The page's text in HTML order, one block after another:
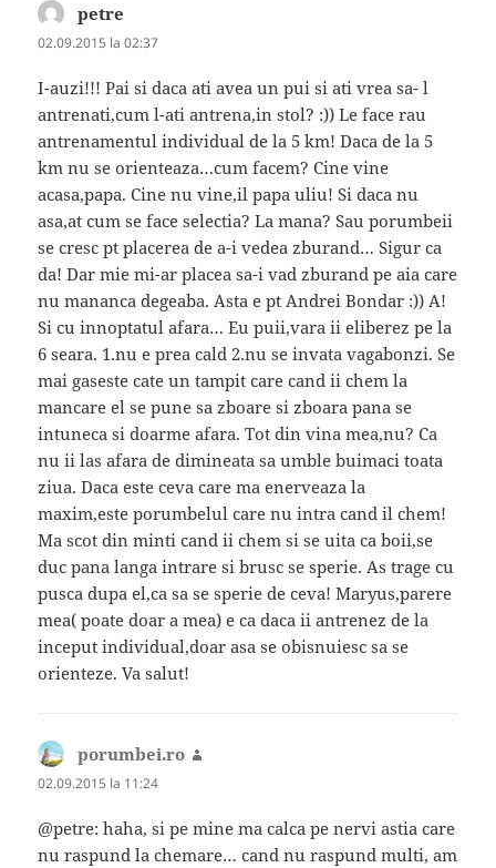
petre
02.09.2015 la 02:37
I-auzi!!! Pai si daca ati avea un pui si ati vrea sa- l
antrenati,cum l-ati antrena,in stol? :)) Le face rau
antrenamentul individual de la 5 km! Daca de la 5
km nu se orienteaza…cum facem? Cine vine
acasa,papa. Cine nu vine,il papa uliu! Si daca nu
asa,at cum se face selectia? La mana? Sau porumbeii
se cresc pt placerea de a-i vedea zburand… Sigur ca
da! Dar mie mi-ar placea sa-i vad zburand pe aia care
nu mananca degeaba. Asta e pt Andrei Bondar :)) A!
Si cu innoptatul afara… Eu puii,vara ii eliberez pe la
6 seara. 1.nu e prea cald 2.nu se invata vagabonzi. Se
mai gaseste cate un tampit care cand ii chem la
mancare el se pune sa zboare si zboara pana se
intuneca si doarme afara. Tot din vina mea,nu? Ca
nu ii las afara de dimineata sa umble buimaci toata
ziua. Daca este ceva care ma enerveaza la
maxim,este porumbelul care nu intra cand il chem!
Ma scot din minti cand ii chem si se uita ca boii,se
duc pana langa intrare si brusc se sperie. As trage cu
pusca dupa el,ca sa se sperie de ceva! Maryus,parere
mea( poate doar a mea) e ca daca ii antrenez de la
inceput individual,doar asa se obisnuiesc sa se
orienteze. Va salut!
porumbei.ro
02.09.2015 la 11:24
@petre: haha, si pe mine ma calca pe nervi astia care
nu raspund la chemare… cand nu raspund multi, am